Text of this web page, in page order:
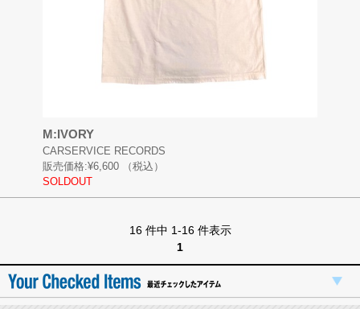
M:IVORY
CARSERVICE RECORDS
販売価格:¥6,600
（税込）
SOLDOUT
16 件中 1-16 件表示
1